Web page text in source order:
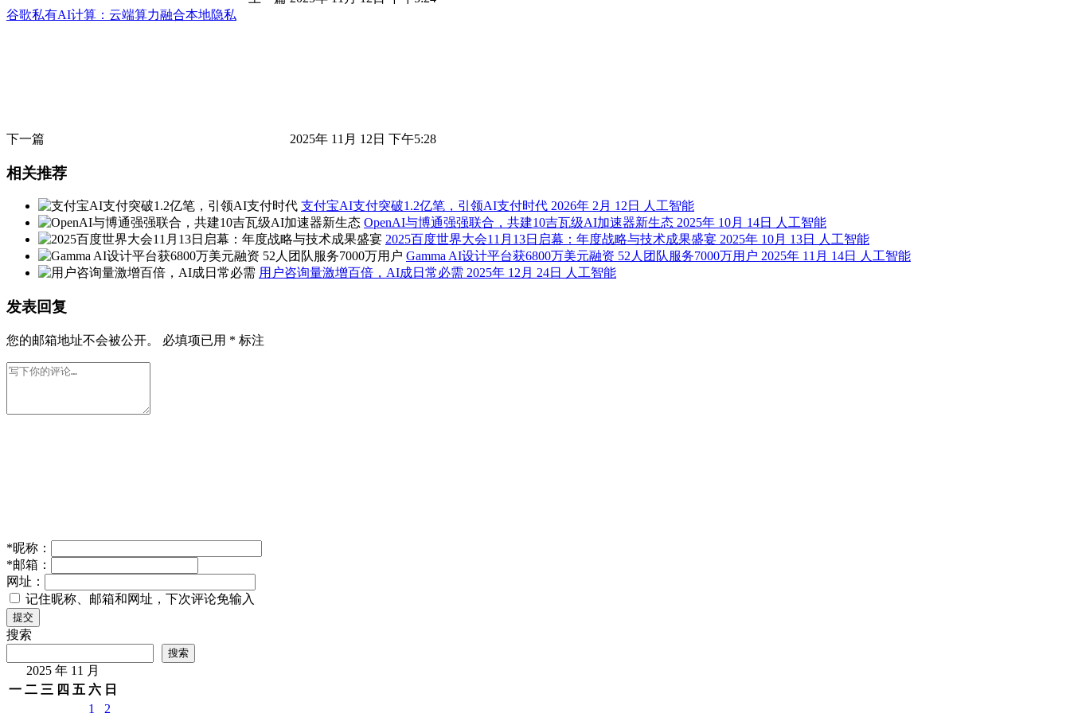
谷歌私有AI计算：云端算力融合本地隐私
下一篇 2025年 11月 12日 下午5:28
相关推荐
支付宝AI支付突破1.2亿笔，引领AI支付时代 2026年 2月 12日
人工智能
OpenAI与博通强强联合，共建10吉瓦级AI加速器新生态 2025年 10月 14日
人工智能
2025百度世界大会11月13日启幕：年度战略与技术成果盛宴 2025年 10月 13日
人工智能
Gamma AI设计平台获6800万美元融资 52人团队服务7000万用户 2025年 11月 14日
人工智能
用户咨询量激增百倍，AI成日常必需 2025年 12月 24日 人工智能
发表回复
您的邮箱地址不会被公开。 必填项已用 * 标注
*昵称：
*邮箱：
网址：
记住昵称、邮箱和网址，下次评论免输入
提交
搜索
搜索
2025 年 11 月
一 二 三 四 五 六 日
1
2